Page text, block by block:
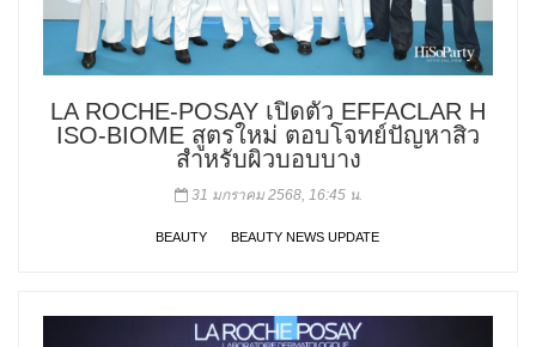
LA ROCHE-POSAY เปิดตัว EFFACLAR H
ISO-BIOME สูตรใหม่ ตอบโจทย์ปัญหาสิว
สำหรับผิวบอบบาง
31 มกราคม 2568, 16:45 น.
BEAUTY BEAUTY NEWS UPDATE